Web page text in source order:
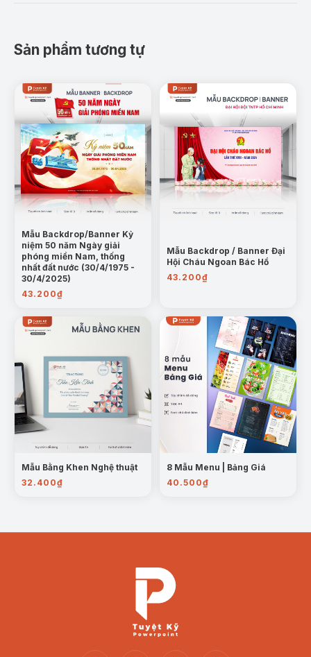
Sản phẩm tương tự
Mẫu Backdrop/Banner Kỷ
niệm 50 năm Ngày giải
phóng miền Nam, thống
nhất đất nước (30/4/1975 -
30/4/2025)
43.200₫
Mẫu Backdrop / Banner Đại
Hội Cháu Ngoan Bác Hồ
43.200₫
Mẫu Bằng Khen Nghệ thuật
32.400₫
8 Mẫu Menu | Bảng Giá
40.500₫